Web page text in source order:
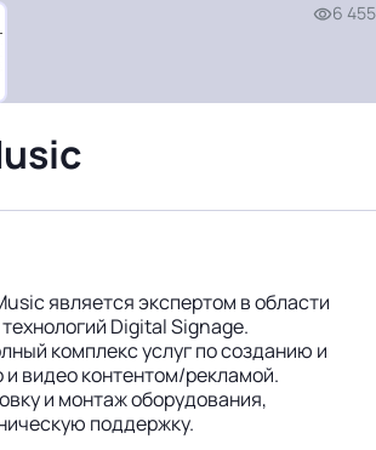
6 455
является экспертом в области
Digital Signage.
комплекс услуг по созданию и
видео контентом/рекламой.
и монтаж оборудования,
поддержку.